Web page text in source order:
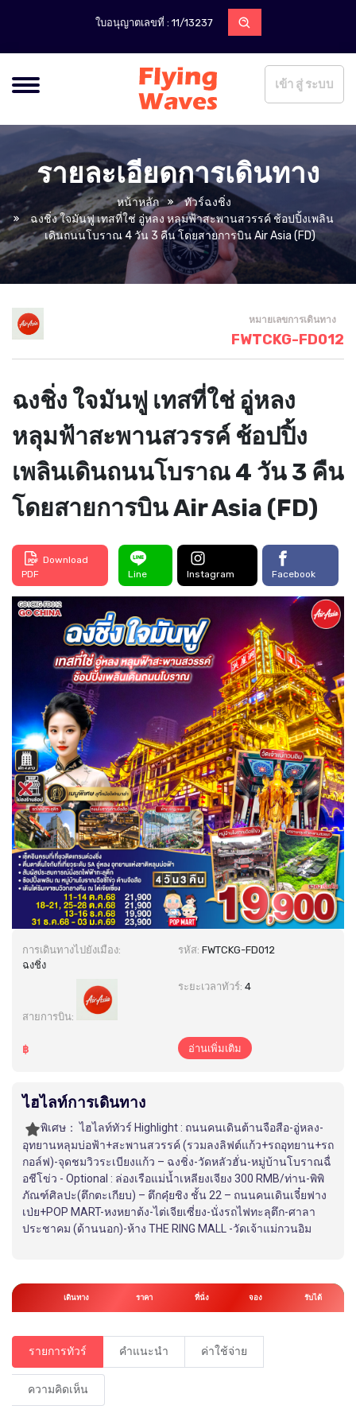
ใบอนุญาตเลขที่ : 11/13237
เข้า สู่ ระบบ
รายละเอียดการเดินทาง
หน้าหลัก
ทัวร์ฉงชิ่ง
ฉงชิ่ง ใจมันฟู เทสที่ใช่ อู่หลง หลุมฟ้าสะพานสวรรค์ ช้อปปิ้งเพลิน
เดินถนนโบราณ 4 วัน 3 คืน โดยสายการบิน Air Asia (FD)
หมายเลขการเดินทาง
FWTCKG-FD012
ฉงชิ่ง ใจมันฟู เทสที่ใช่ อู่หลง
หลุมฟ้าสะพานสวรรค์ ช้อปปิ้ง
เพลินเดินถนนโบราณ 4 วัน 3 คืน
โดยสายการบิน Air Asia (FD)
Download
PDF
Line Instagram Facebook
การเดินทางไปยังเมือง:
ฉงชิ่ง
รหัส: FWTCKG-FD012
สายการบิน:
ระยะเวลาทัวร์: 4
฿ อ่านเพิ่มเติม
ไฮไลท์การเดินทาง
พิเศษ： ไฮไลท์ทัวร์ Highlight : ถนนคนเดินต้านจือสือ-อู่หลง-
อุทยานหลุมบ่อฟ้า+สะพานสวรรค์ (รวมลงลิฟต์แก้ว+รถอุทยาน+รถ
กอล์ฟ)-จุดชมวิวระเบียงแก้ว – ฉงชิ่ง-วัดหลัวฮั่น-หมู่บ้านโบราณฉื่
อชีโข่ว - Optional : ล่องเรือแม่น้ำเหลียงเจียง 300 RMB/ท่าน-พิพิ
ภัณฑ์ศิลปะ(ตึกตะเกียบ) – ตึกคุ๋ยชิง ชั้น 22 – ถนนคนเดินเจี๋ยฟาง
เป่ย+POP MART-หงหยาต้ง-ไต่เจียเซี่ยง-นั่งรถไฟทะลุตึก-ศาลา
ประชาคม (ด้านนอก)-ห้าง THE RING MALL -วัดเจ้าแม่กวนอิม
เดินทาง ราคา ที่นั่ง จอง รับได้
รายการทัวร์ คำแนะนำ ค่าใช้จ่าย
ความคิดเห็น